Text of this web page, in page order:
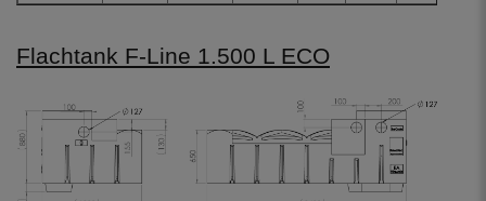
Flachtank F-Line 1.500 L ECO